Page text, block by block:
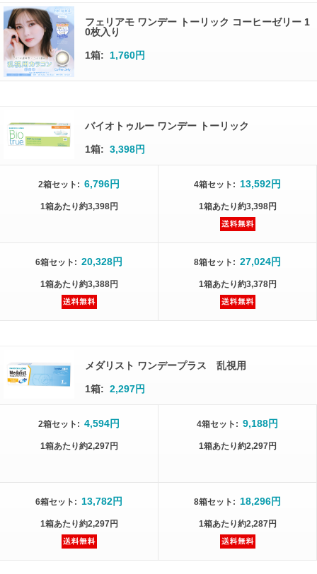
フェリアモ ワンデー トーリック コーヒーゼリー 1
0枚入り
1箱: 1,760円
バイオトゥルー ワンデー トーリック
1箱: 3,398円
2箱セット : 6,796円
1箱あたり約3,398円
4箱セット : 13,592円
1箱あたり約3,398円
6箱セット : 20,328円
1箱あたり約3,388円
8箱セット : 27,024円
1箱あたり約3,378円
メダリスト ワンデープラス 乱視用
1箱: 2,297円
2箱セット : 4,594円
1箱あたり約2,297円
4箱セット : 9,188円
1箱あたり約2,297円
6箱セット : 13,782円
1箱あたり約2,297円
8箱セット : 18,296円
1箱あたり約2,287円